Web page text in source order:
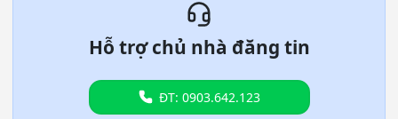
Hỗ trợ chủ nhà đăng tin
ĐT: 0903.642.123